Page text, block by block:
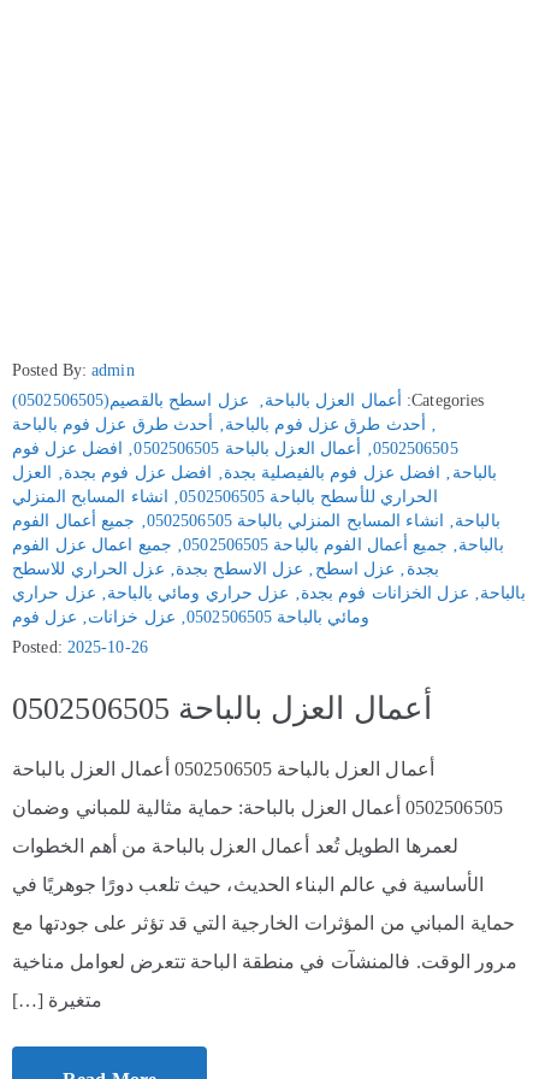
Posted By:admin
Categories:
أعمال العزل بالباحة
عزل اسطح بالقصيم(0502506505)
أحدث طرق عزل فوم بالباحة
أحدث طرق عزل فوم بالباحة
0502506505
أعمال العزل بالباحة 0502506505 ‚
افضل عزل فوم
بالباحة
افضل عزل فوم بالفيصلية بجدة افضل عزل فوم بجدة
العزل
الحراري للأسطح بالباحة 0502506505
‚
انشاء المسابح المنزلي
بالباحة
انشاء المسابح المنزلي بالباحة 0502506505
جميع أعمال الفوم
بالباحة
جميع أعمال الفوم بالباحة 0502506505 ‚ جميع اعمال عزل الفوم
بجدة
عزل اسطح عزل الاسطح بجدة
عزل الحراري للاسطح
بالباحة
عزل الخزانات فوم بجدة عزل حراري ومائي بالباحة
عزل حراري
ومائي بالباحة 0502506505
‚ عزل خزانات
عزل فوم
Posted: 2025-10-26
أعمال العزل بالباحة 0502506505
أعمال العزل بالباحة 0502506505 أعمال العزل بالباحة
0502506505 أعمال العزل بالباحة: حماية مثالية للمباني وضمان
لعمرها الطويل تُعد أعمال العزل بالباحة من أهم الخطوات
الأساسية في عالم البناء الحديث، حيث تلعب دورًا جوهريًا في
حماية المباني من المؤثرات الخارجية التي قد تؤثر على جودتها مع
مرور الوقت. فالمنشآت في منطقة الباحة تتعرض لعوامل مناخية
متغيرة […]